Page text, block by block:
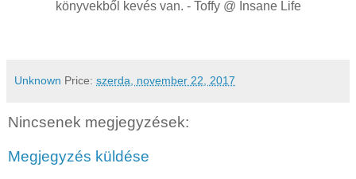
könyvekből kevés van. - Toffy @ Insane Life
Unknown Price: szerda, november 22, 2017
Nincsenek megjegyzések:
Megjegyzés küldése